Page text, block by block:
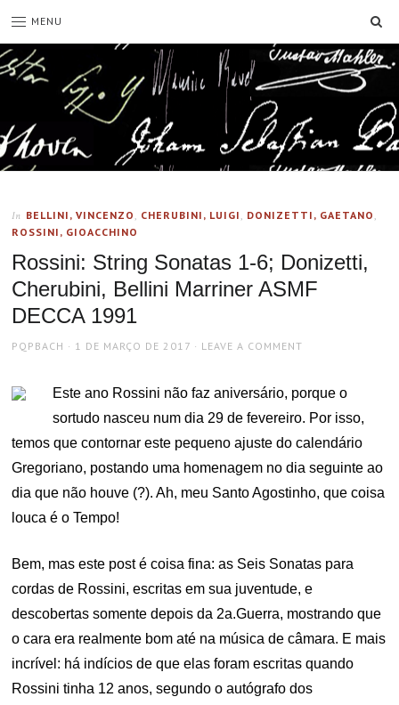
MENU
In BELLINI, VINCENZO , CHERUBINI, LUIGI , DONIZETTI, GAETANO ,
ROSSINI, GIOACCHINO
Rossini: String Sonatas 1-6; Donizetti,
Cherubini, Bellini Marriner ASMF
DECCA 1991
AUTHOR
PQPBACH
POSTED
1 DE MARÇO DE 2017 LEAVE A COMMENT
Este ano Rossini não faz aniversário, porque o
sortudo nasceu num dia 29 de fevereiro. Por isso,
temos que contornar este pequeno ajuste do calendário
Gregoriano, postando uma homenagem no dia seguinte ao
dia que não houve (?). Ah, meu Santo Agostinho, que coisa
louca é o Tempo!
Bem, mas este post é coisa fina: as Seis Sonatas para
cordas de Rossini, escritas em sua juventude, e
descobertas somente depois da 2a.Guerra, mostrando que
o cara era realmente bom até na música de câmara. E mais
incrível: há indícios de que elas foram escritas quando
Rossini tinha 12 anos, segundo o autógrafo dos